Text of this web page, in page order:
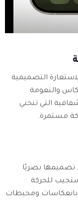
التصميمية
والنعومة
التي تنحني
مستمرة.
تصميمها بصريًا
للحركة
بانعكاسات ومحيطات